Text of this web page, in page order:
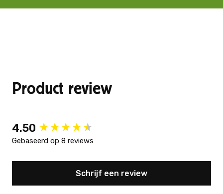
Product review
4.50
Gebaseerd op 8 reviews
Schrijf een review
New content loaded